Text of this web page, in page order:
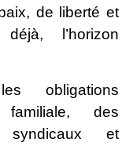
de liberté et
l’horizon
obligations
des
syndicaux et